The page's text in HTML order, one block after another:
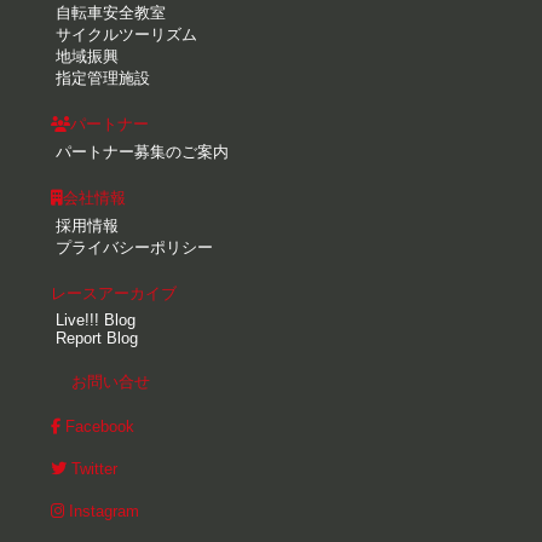
自転車安全教室
サイクルツーリズム
地域振興
指定管理施設
パートナー
パートナー募集のご案内
会社情報
採用情報
プライバシーポリシー
レースアーカイブ
Live!!! Blog
Report Blog
お問い合せ
Facebook
Twitter
Instagram